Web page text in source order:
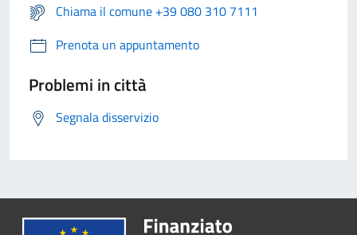
Chiama il comune +39 080 310 7111
Prenota un appuntamento
Problemi in città
Segnala disservizio